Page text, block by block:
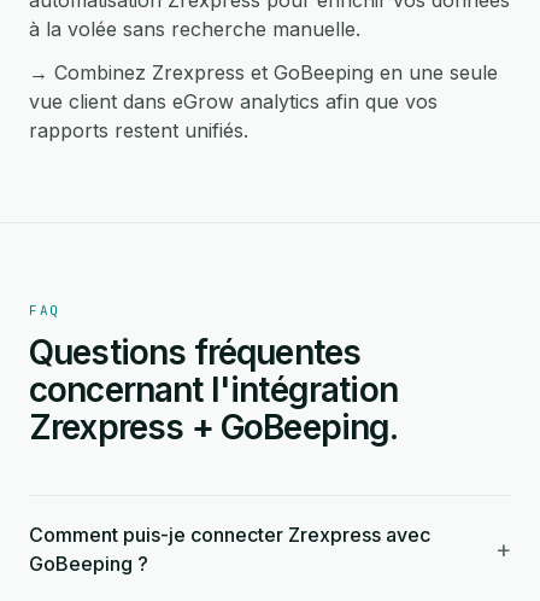
à la volée sans recherche manuelle.
→ Combinez Zrexpress et GoBeeping en une seule
vue client dans eGrow analytics afin que vos
rapports restent unifiés.
FAQ
Questions fréquentes
concernant l'intégration
Zrexpress + GoBeeping.
Comment puis-je connecter Zrexpress avec
GoBeeping ?
+